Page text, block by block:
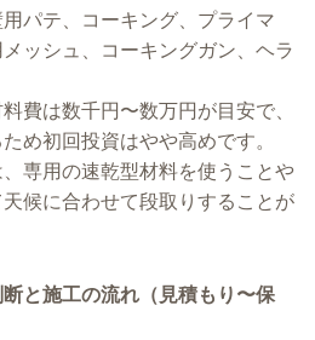
パテ、コーキング、プライマ
ッシュ、コーキングガン、ヘラ
費は数千円〜数万円が目安で、
め初回投資はやや高めです。
専用の速乾型材料を使うことや
候に合わせて段取りすることが
と施工の流れ（見積もり〜保